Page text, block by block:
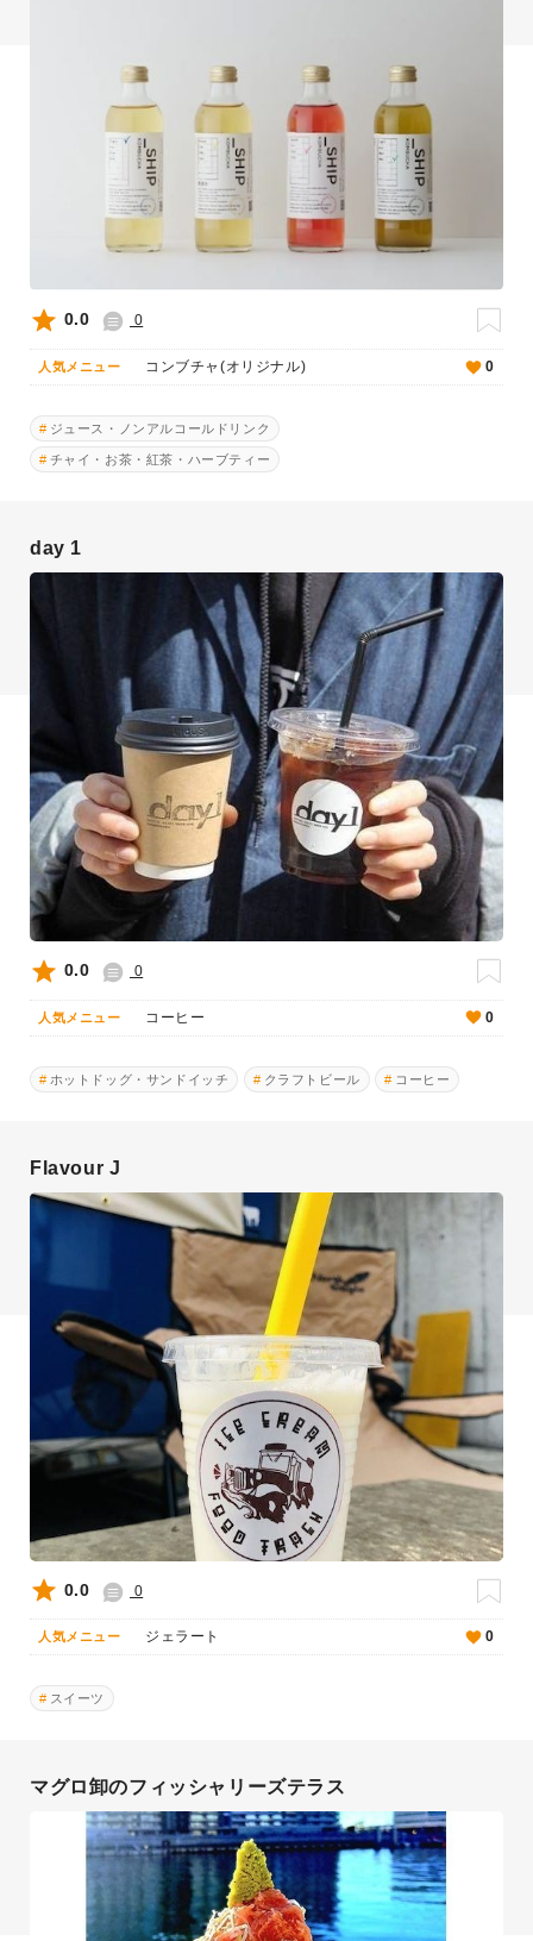
0.0 0
人気メニュー コンブチャ(オリジナル) 0
ジュース・ノンアルコールドリンク
チャイ・お茶・紅茶・ハーブティー
day 1
0.0 0
人気メニュー コーヒー 0
ホットドッグ・サンドイッチ クラフトビール コーヒー
Flavour J
0.0 0
人気メニュー ジェラート 0
スイーツ
マグロ卸のフィッシャリーズテラス